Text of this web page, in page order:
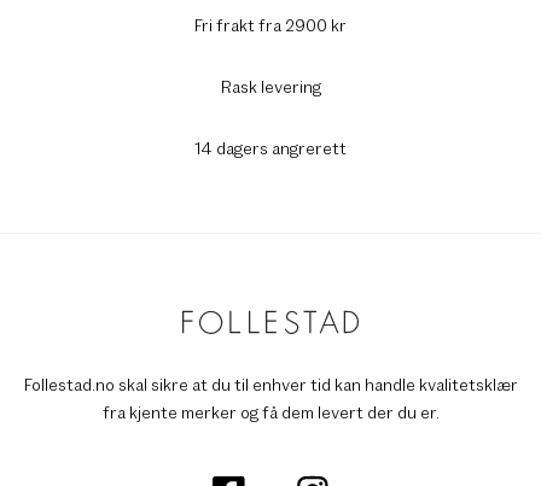
Fri frakt fra 2900 kr
Rask levering
14 dagers angrerett
Follestad.no skal sikre at du til enhver tid kan handle kvalitetsklær
fra kjente merker og få dem levert der du er.